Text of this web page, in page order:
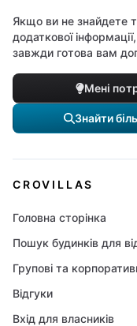
Якщо ви не знайдете
додаткової
завжди готова вам
Мені
Знайти
CROVILLAS
Головна сторінка
Пошук будинків для
Групові та
Відгуки
Вхід для власників